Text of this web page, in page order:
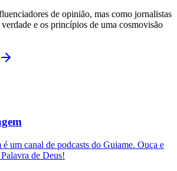
de opinião, mas como jornalistas
e os princípios de uma cosmovisão
um canal de podcasts do Guiame. Ouça e
de Deus!